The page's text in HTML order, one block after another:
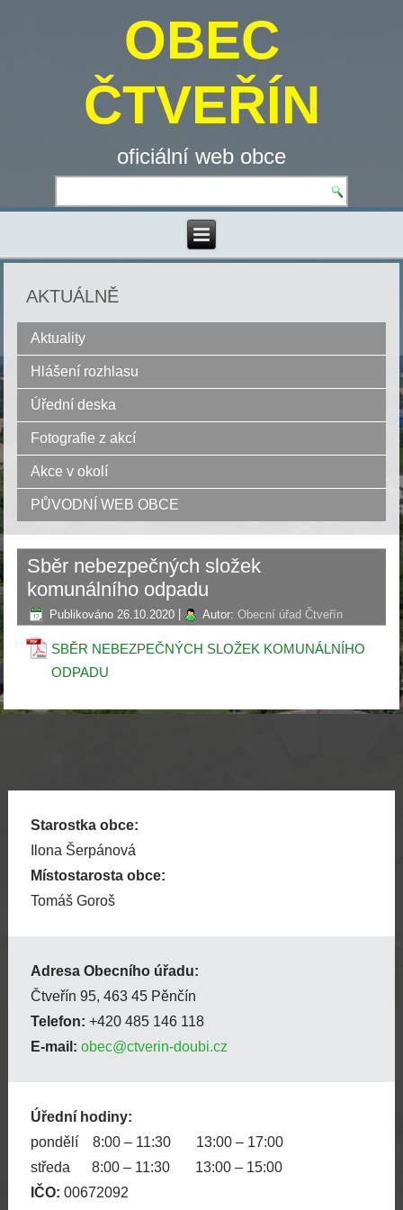
OBEC
ČTVEŘÍN
oficiální web obce
AKTUÁLNĚ
Aktuality
Hlášení rozhlasu
Úřední deska
Fotografie z akcí
Akce v okolí
PŮVODNÍ WEB OBCE
Sběr nebezpečných složek
komunálního odpadu
Publikováno 26.10.2020 Autor: Obecní úřad Čtveřín
SBĚR NEBEZPEČNÝCH SLOŽEK KOMUNÁLNÍHO
ODPADU
Starostka obce:
Ilona Šerpánová
Místostarosta obce:
Tomáš Goroš
Adresa Obecního úřadu:
Čtveřín 95, 463 45 Pěnčín
Telefon: +420 485 146 118
E-mail: obec@ctverin-doubi.cz
Úřední hodiny:
pondělí 8:00 – 11:30 13:00 – 17:00
středa 8:00 – 11:30 13:00 – 15:00
IČO: 00672092